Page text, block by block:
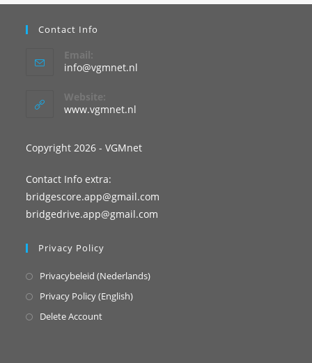
Contact Info
Email:
info@vgmnet.nl
Website:
www.vgmnet.nl
Copyright 2026 - VGMnet
Contact Info extra:
bridgescore.app@gmail.com
bridgedrive.app@gmail.com
Privacy Policy
Privacybeleid (Nederlands)
Privacy Policy (English)
Delete Account